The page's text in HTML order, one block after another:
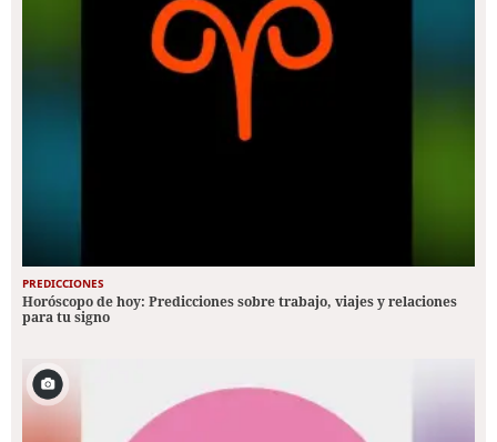
PREDICCIONES
Horóscopo de hoy: Predicciones sobre trabajo, viajes y relaciones
para tu signo